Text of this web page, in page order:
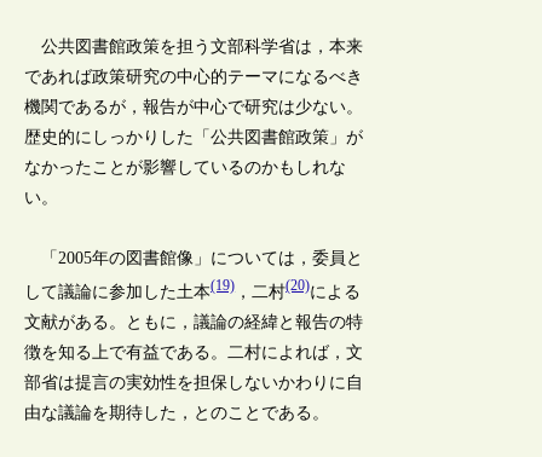
公共図書館政策を担う文部科学省は，本来
であれば政策研究の中心的テーマになるべき
機関であるが，報告が中心で研究は少ない。
歴史的にしっかりした「公共図書館政策」が
なかったことが影響しているのかもしれな
い。
「2005年の図書館像」については，委員と
して議論に参加した土本(19)，二村(20)による
文献がある。ともに，議論の経緯と報告の特
徴を知る上で有益である。二村によれば，文
部省は提言の実効性を担保しないかわりに自
由な議論を期待した，とのことである。